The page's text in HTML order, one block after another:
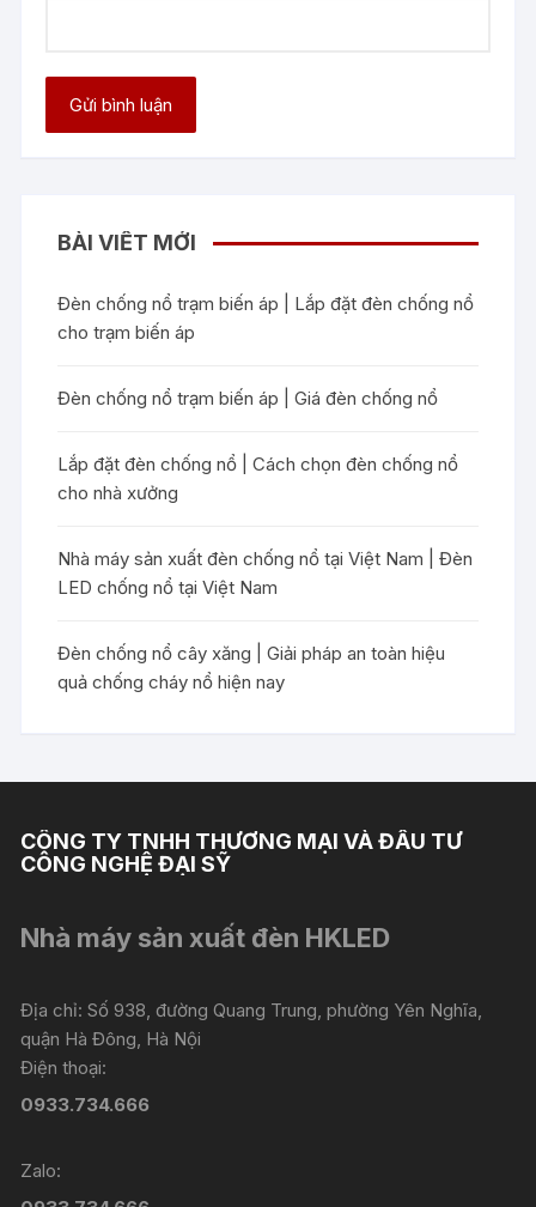
BÀI VIẾT MỚI
Đèn chống nổ trạm biến áp | Lắp đặt đèn chống nổ
cho trạm biến áp
Đèn chống nổ trạm biến áp | Giá đèn chống nổ
Lắp đặt đèn chống nổ | Cách chọn đèn chống nổ
cho nhà xưởng
Nhà máy sản xuất đèn chống nổ tại Việt Nam | Đèn
LED chống nổ tại Việt Nam
Đèn chống nổ cây xăng | Giải pháp an toàn hiệu
quả chống cháy nổ hiện nay
CÔNG TY TNHH THƯƠNG MẠI VÀ ĐẦU TƯ
CÔNG NGHỆ ĐẠI SỸ
Nhà máy sản xuất đèn HKLED
Địa chỉ: Số 938, đường Quang Trung, phường Yên Nghĩa,
quận Hà Đông, Hà Nội
Điện thoại:
0933.734.666
Zalo: